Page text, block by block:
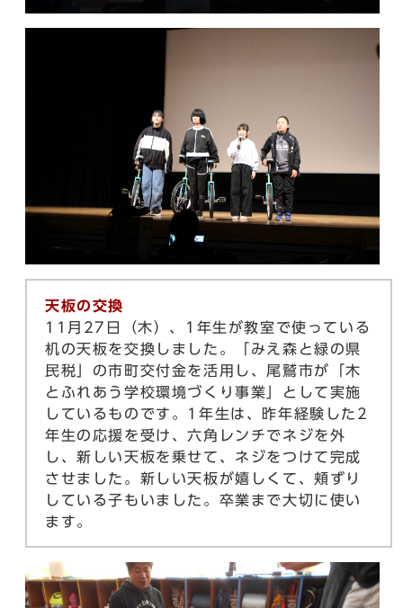
天板の交換
11月27日（木）、1年生が教室で使っている
机の天板を交換しました。「みえ森と緑の県
民税」の市町交付金を活用し、尾鷲市が「木
とふれあう学校環境づくり事業」として実施
しているものです。1年生は、昨年経験した2
年生の応援を受け、六角レンチでネジを外
し、新しい天板を乗せて、ネジをつけて完成
させました。新しい天板が嬉しくて、頬ずり
している子もいました。卒業まで大切に使い
ます。